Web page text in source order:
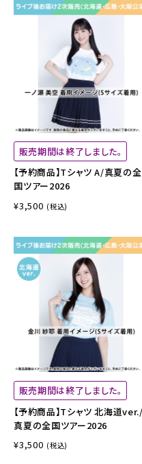
販売期間は終了しました。
【予約商品】Tシャツ A/真夏の全
国ツアー2026
¥3,500 (税込)
販売期間は終了しました。
【予約商品】Tシャツ 北海道ver./
真夏の全国ツアー2026
¥3,500 (税込)